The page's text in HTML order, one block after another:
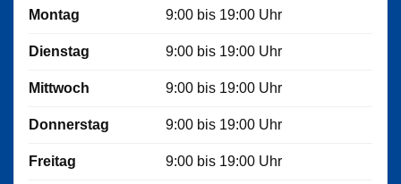
Montag 9:00 bis 19:00 Uhr
Dienstag 9:00 bis 19:00 Uhr
Mittwoch 9:00 bis 19:00 Uhr
Donnerstag 9:00 bis 19:00 Uhr
Freitag 9:00 bis 19:00 Uhr